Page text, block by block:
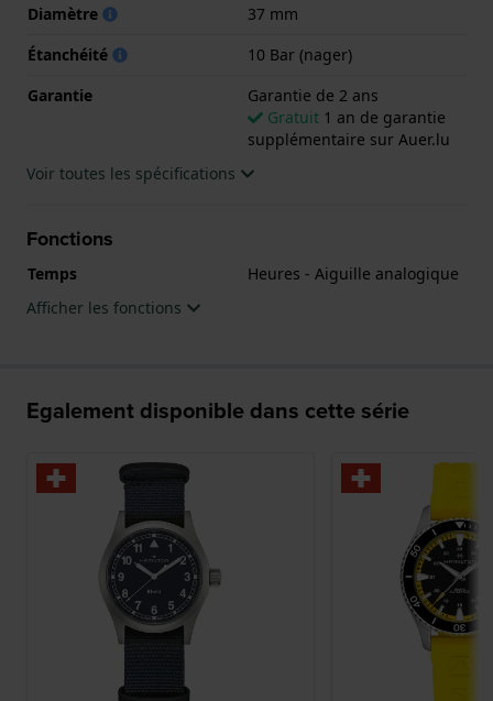
Diamètre
37 mm
Étanchéité
10 Bar (nager)
Garantie
Garantie de 2 ans
Gratuit 1 an de garantie
supplémentaire sur Auer.lu
Voir toutes les spécifications
Fonctions
Temps
Heures - Aiguille analogique
Afficher les fonctions
Egalement disponible dans cette série